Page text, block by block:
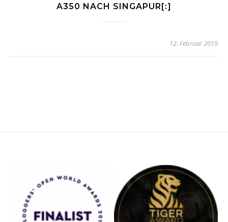
A350 NACH SINGAPUR[:]
12. Februar 2019